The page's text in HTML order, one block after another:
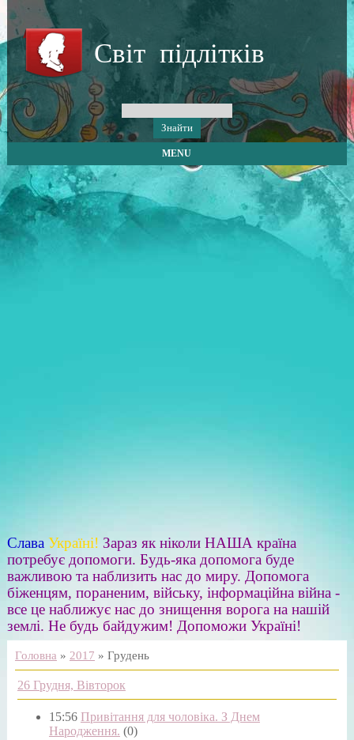
Світ підлітків
MENU
Слава Україні! Зараз як ніколи НАША країна
потребує допомоги. Будь-яка допомога буде
важливою та наблизить нас до миру. Допомога
біженцям, пораненим, війську, інформаційна війна -
все це наближує нас до знищення ворога на нашій
землі. Не будь байдужим! Допоможи Україні!
Головна » 2017 » Грудень
26 Грудня, Вівторок
15:56 Привітання для чоловіка. З Днем
Народження. (0)